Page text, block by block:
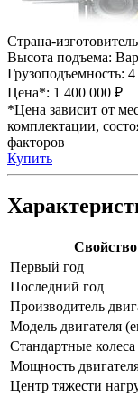
Страна-
Высота подъема:
Грузоподъемность: 4
Цена*: 1 400 000 ₽
*Цена зависит от
комплектации,
факторов
Купить
Свойство
Первый год
Последний год
Производитель
Модель двигателя
Стандартные колеса
Мощность
Центр тяжести